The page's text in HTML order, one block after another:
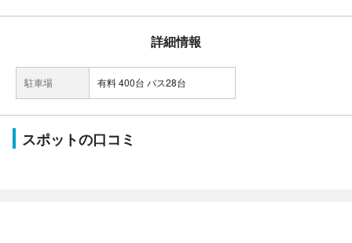
詳細情報
駐車場 有料 400台 バス28台
スポットの口コミ